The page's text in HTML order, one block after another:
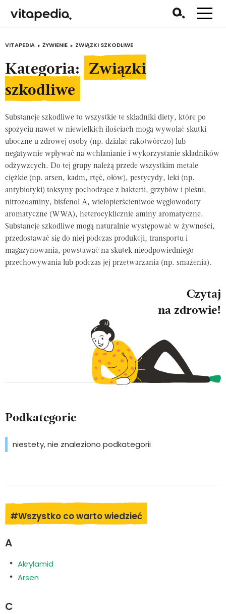
VITAPEDIA ŻYWIENIE ZWIĄZKI SZKODLIWE
Kategoria:
Związki
szkodliwe
Substancje szkodliwe to wszystkie te składniki diety, które po
spożyciu nawet w niewielkich ilościach mogą wywołać skutki
uboczne u zdrowej osoby (np. działać rakotwórczo) lub
negatywnie wpływać na wchłanianie i wykorzystanie składników
odżywzcych. Do tej grupy należą przede wszystkim metale
ciężkie (np. arsen, kadm, rtęć, ołów), pestycydy, leki (np.
antybiotyki) toksyny pochodzące z bakterii, grzybów i pleśni,
nitrozoaminy, bisfenol A, wielopierścieniwoe węglowodory
aromatyczne (WWA), heterocyklicznie aminy aromatyczne.
Substancje szkodliwe mogą naturalnie występować w żywności,
przedostawać się do niej podczas produkcji, transportu i
magazynowania, powstawać na skutek nieodpowiedniego
przechowywania lub podczas jej przetwarzania (np. smażenia).
Czytaj
na zdrowie!
Podkategorie
niestety, nie znaleziono podkategorii
#Wszystko co warto wiedzieć
A
Akrylamid
Arsen
C